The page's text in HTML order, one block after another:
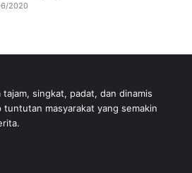
2020
singkat, padat, dan dinamis
masyarakat yang semakin